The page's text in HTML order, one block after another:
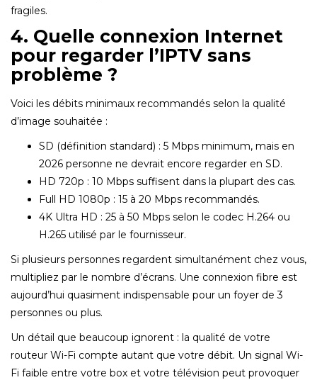
fragiles.
4. Quelle connexion Internet
pour regarder l’IPTV sans
problème ?
Voici les débits minimaux recommandés selon la qualité
d’image souhaitée :
SD (définition standard) : 5 Mbps minimum, mais en
2026 personne ne devrait encore regarder en SD.
HD 720p : 10 Mbps suffisent dans la plupart des cas.
Full HD 1080p : 15 à 20 Mbps recommandés.
4K Ultra HD : 25 à 50 Mbps selon le codec H.264 ou
H.265 utilisé par le fournisseur.
Si plusieurs personnes regardent simultanément chez vous,
multipliez par le nombre d’écrans. Une connexion fibre est
aujourd’hui quasiment indispensable pour un foyer de 3
personnes ou plus.
Un détail que beaucoup ignorent : la qualité de votre
routeur Wi-Fi compte autant que votre débit. Un signal Wi-
Fi faible entre votre box et votre télévision peut provoquer